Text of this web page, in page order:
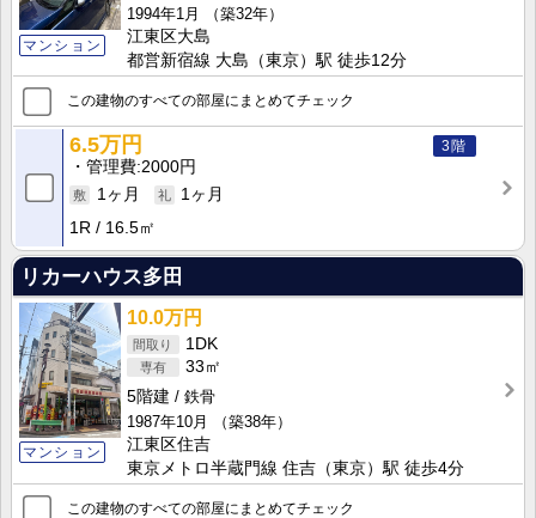
マンション
1994年1月
（築32年）
江東区大島
都営新宿線 大島（東京）駅 徒歩12分
この建物のすべての部屋にまとめてチェック
3階
6.5万円
管理費 2000円
1ヶ月
1ヶ月
1R
16.5㎡
リカーハウス多田
マンション
10.0万円
1DK
33㎡
5階建
鉄骨
1987年10月
（築38年）
江東区住吉
東京メトロ半蔵門線 住吉（東京）駅 徒歩4分
この建物のすべての部屋にまとめてチェック